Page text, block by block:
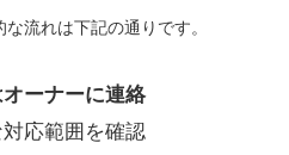
流れは下記の通りです。
ーナーに連絡
応範囲を確認